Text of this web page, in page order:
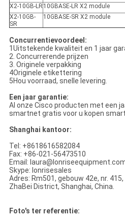
X2-10GB-LR 10GBASE-LR X2 module
X2-10GB-
SR
10GBASE-SR X2 module
Concurrentievoordeel:
1Uitstekende kwaliteit en 1 jaar
2. Concurrerende prijzen
3. Originele verpakking
4Originele etikettering
5Hou voorraad, snelle levering.
Een jaar garantie:
Al onze Cisco producten met een
smartnet gratis voor u kopen
Shanghai kantoor:
Tel: +8618616582084
Fax: +86-021-56473510
Email:
Skype: lonrisesales
Adres: Rm501, gebouw 42e, nr.
ZhaBei District, Shanghai, China.
Foto's ter referentie: